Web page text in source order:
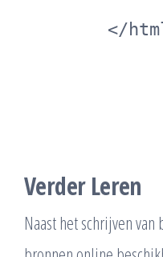
Verder Leren
Naast het schrijven